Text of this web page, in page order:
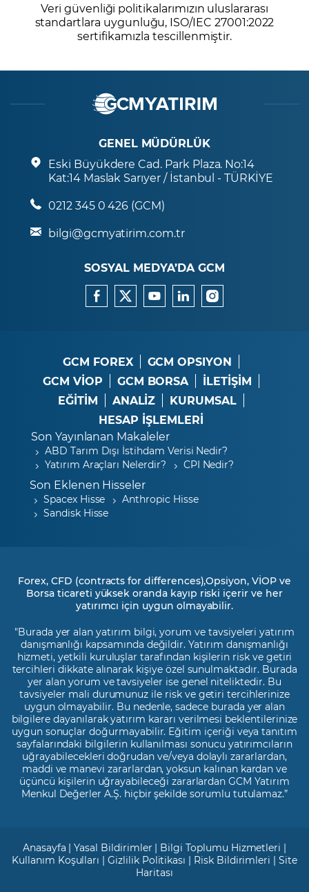
Veri güvenliği politikalarımızın uluslararası
standartlara uygunluğu, ISO/IEC 27001:2022
sertifikamızla tescillenmiştir.
GENEL MÜDÜRLÜK
Eski Büyükdere Cad. Park Plaza. No:14
Kat:14 Maslak Sarıyer / İstanbul - TÜRKİYE
0212 345 0 426 (GCM)
bilgi@gcmyatirim.com.tr
SOSYAL MEDYA’DA GCM
GCM FOREX
GCM OPSIYON
GCM VİOP
GCM BORSA
İLETİŞİM
EĞİTİM
ANALİZ
KURUMSAL
HESAP İŞLEMLERİ
Son Yayınlanan Makaleler
ABD Tarım Dışı İstihdam Verisi Nedir?
Yatırım Araçları Nelerdir?
CPI Nedir?
Son Eklenen Hisseler
Spacex Hisse
Anthropic Hisse
Sandisk Hisse
Forex, CFD (contracts for differences),Opsiyon, VİOP ve
Borsa ticareti yüksek oranda kayıp riski içerir ve her
yatırımcı için uygun olmayabilir.
"Burada yer alan yatırım bilgi, yorum ve tavsiyeleri yatırım
danışmanlığı kapsamında değildir. Yatırım danışmanlığı
hizmeti, yetkili kuruluşlar tarafından kişilerin risk ve getiri
tercihleri dikkate alınarak kişiye özel sunulmaktadır. Burada
yer alan yorum ve tavsiyeler ise genel niteliktedir. Bu
tavsiyeler mali durumunuz ile risk ve getiri tercihlerinize
uygun olmayabilir. Bu nedenle, sadece burada yer alan
bilgilere dayanılarak yatırım kararı verilmesi beklentilerinize
uygun sonuçlar doğurmayabilir. Eğitim içeriği veya tanıtım
sayfalarındaki bilgilerin kullanılması sonucu yatırımcıların
uğrayabilecekleri doğrudan ve/veya dolaylı zararlardan,
maddi ve manevi zararlardan, yoksun kalınan kardan ve
üçüncü kişilerin uğrayabileceği zararlardan GCM Yatırım
Menkul Değerler A.Ş. hiçbir şekilde sorumlu tutulamaz.”
Anasayfa |Yasal Bildirimler | Bilgi Toplumu Hizmetleri |
Kullanım Koşulları |Gizlilik Politikası | Risk Bildirimleri |Site
Haritası